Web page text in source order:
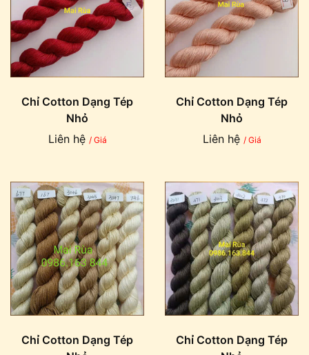
Chỉ Cotton Dạng Tép
Nhỏ
Liên hệ / Giá
Chỉ Cotton Dạng Tép
Nhỏ
Liên hệ / Giá
Chỉ Cotton Dạng Tép
Chỉ Cotton Dạng Tép